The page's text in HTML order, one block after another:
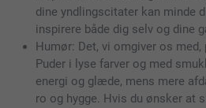
dine yndlingscitater kan minde
inspirere både dig selv og dine
Humør: Det, vi omgiver os med,
Puder i lyse farver og med
energi og glæde, mens mere
ro og hygge. Hvis du ønsker at